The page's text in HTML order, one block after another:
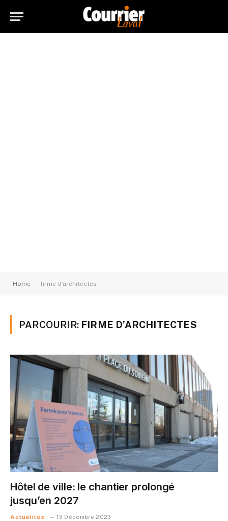
Home - firme d'architectes
PARCOURIR: FIRME D’ARCHITECTES
Hôtel de ville: le chantier prolongé
jusqu’en 2027
Actualités 13 Décembre 2023